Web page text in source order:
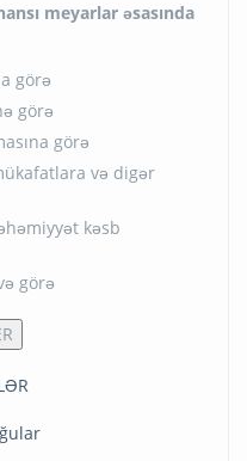
meyarlar əsasında
görə
görə
görə
və digər
kəsb
görə